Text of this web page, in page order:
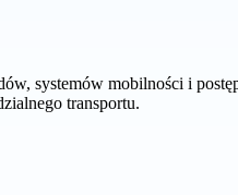
systemów mobilności i
transportu.